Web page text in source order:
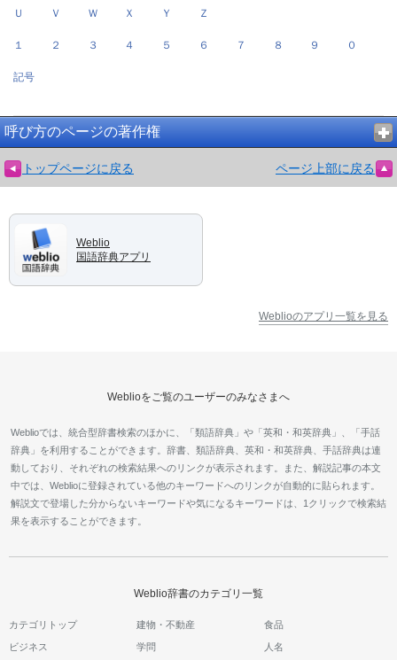
Ｕ Ｖ Ｗ Ｘ Ｙ Ｚ
１ ２ ３ ４ ５ ６ ７ ８ ９ ０
記号
呼び方のページの著作権
トップページに戻る ページ上部に戻る
Weblio
国語辞典アプリ
Weblioのアプリ一覧を見る
Weblioをご覧のユーザーのみなさまへ
Weblioでは、統合型辞書検索のほかに、「類語辞典」や「英和・和英辞典」、「手話
辞典」を利用することができます。辞書、類語辞典、英和・和英辞典、手話辞典は連
動しており、それぞれの検索結果へのリンクが表示されます。また、解説記事の本文
中では、Weblioに登録されている他のキーワードへのリンクが自動的に貼られます。
解説文で登場した分からないキーワードや気になるキーワードは、1クリックで検索結
果を表示することができます。
Weblio辞書のカテゴリ一覧
カテゴリトップ 建物・不動産 食品
ビジネス 学問 人名